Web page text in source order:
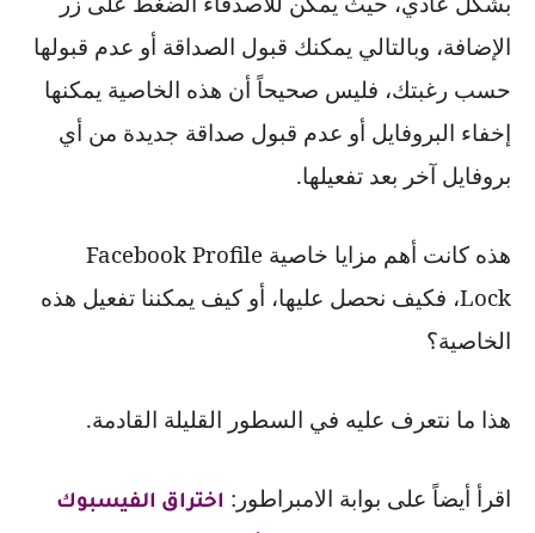
الإضافة، وبالتالي يمكنك قبول الصداقة أو عدم قبولها
حسب رغبتك، فليس صحيحاً أن هذه الخاصية يمكنها
إخفاء البروفايل أو عدم قبول صداقة جديدة من أي
بروفايل آخر بعد تفعيلها.
هذه كانت أهم مزايا خاصيةFacebook Profile
Lock، فكيف نحصل عليها، أو كيف يمكننا تفعيل هذه
الخاصية؟
هذا ما نتعرف عليه في السطور القليلة القادمة.
اقرأ أيضاً على بوابة الامبراطور:اختراق الفيسبوك